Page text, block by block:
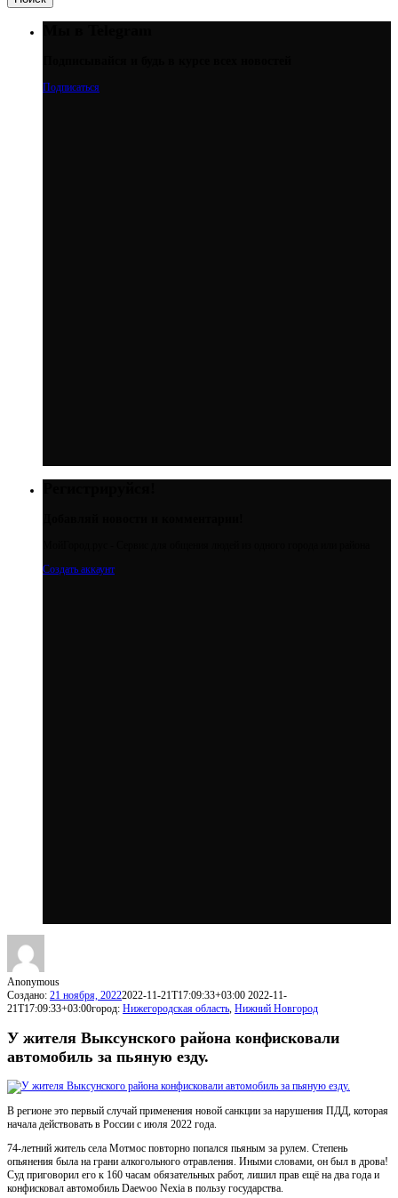
Подписаться
Создать аккаунт
Anonymous
Создано: 21 ноября, 20222022-11-21T17:09:33+03:00 2022-11-
21T17:09:33+03:00город: Нижегородская область, Нижний Новгород
У жителя Выксунского района конфисковали
автомобиль за пьяную езду.
В регионе это первый случай применения новой санкции за нарушения ПДД, которая
начала действовать в России с июля 2022 года.
74-летний житель села Мотмос повторно попался пьяным за рулем. Степень
опьянения была на грани алкогольного отравления. Иными словами, он был в дрова!
Суд приговорил его к 160 часам обязательных работ, лишил прав ещё на два года и
конфисковал автомобиль Daewoo Nexia в пользу государства.